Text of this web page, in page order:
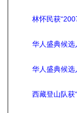
林怀民获
华人盛典候选
华人盛典候
西藏登山队获